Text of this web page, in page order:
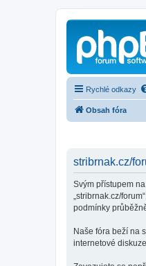
Rychlé odkazy
Obsah fóra
stribrnak.cz/
Svým přístupem
„stribrnak.cz/
podmínky
Naše fóra beží na
internetové